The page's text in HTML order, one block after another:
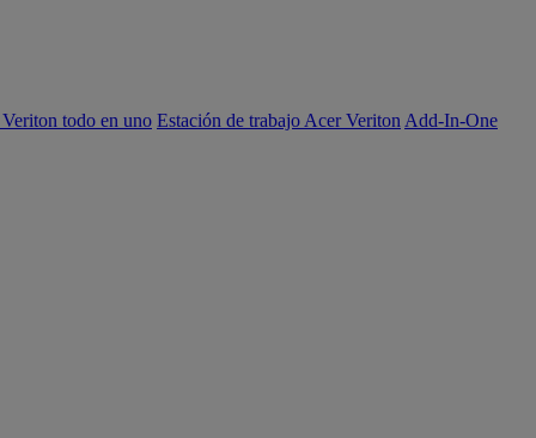
todo en uno Estación de trabajo Acer Veriton Add-In-One